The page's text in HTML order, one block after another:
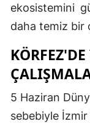
ekosistemini
daha temiz bir
5 Haziran
sebebiyle